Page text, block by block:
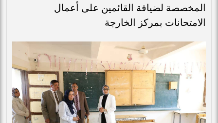
المخصصة لضيافة القائمين على أعمال
الامتحانات بمركز الخارجة